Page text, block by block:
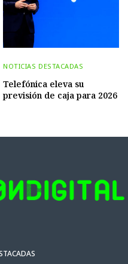
NOTICIAS DESTACADAS
Telefónica eleva su
previsión de caja para 2026